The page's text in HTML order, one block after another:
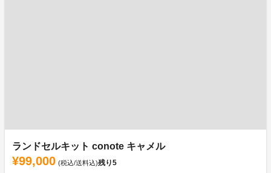
ランドセルキット conote キャメル
¥99,000 (税込/送料込)残り5